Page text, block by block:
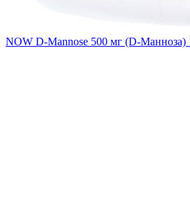
NOW D-Mannose 500 мг (D-Манноза)